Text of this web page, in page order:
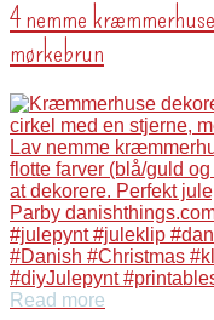
4 nemme
mørkebrun
Read more